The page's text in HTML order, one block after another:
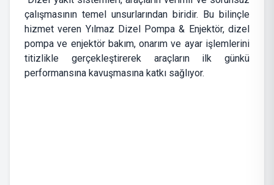
çalışmasının temel unsurlarından biridir. Bu bilinçle
hizmet veren Yılmaz Dizel Pompa & Enjektör, dizel
pompa ve enjektör bakım, onarım ve ayar işlemlerini
titizlikle gerçekleştirerek araçların ilk günkü
performansına kavuşmasına katkı sağlıyor.